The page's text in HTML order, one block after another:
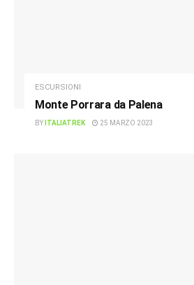
ESCURSIONI
Monte Porrara da Palena
BY ITALIATREK 25 MARZO 2023